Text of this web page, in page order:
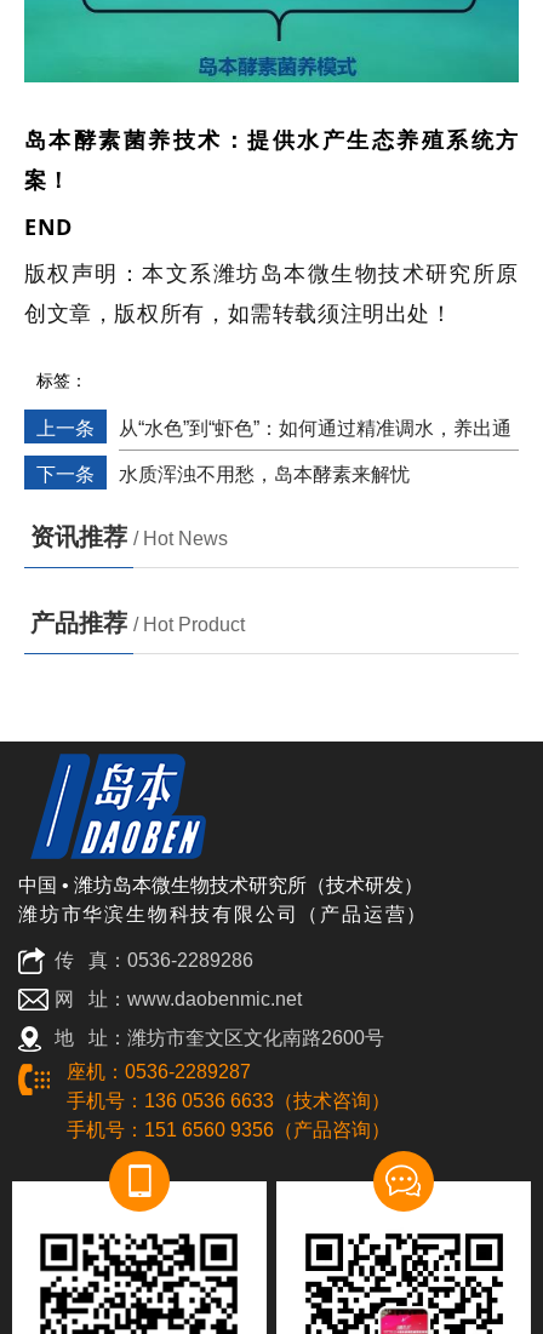
岛本酵素菌养技术：提供水产生态养殖系统方
案！
END
版权声明：本文系潍坊岛本微生物技术研究所原
创文章，版权所有，如需转载须注明出处！
标签：
上一条
从“水色”到“虾色”：如何通过精准调水，养出通
透亮泽的高价对虾？
下一条 水质浑浊不用愁，岛本酵素来解忧
资讯推荐 / Hot News
产品推荐 / Hot Product
中国 • 潍坊岛本微生物技术研究所（技术研发）
潍坊市华滨生物科技有限公司（产品运营）
传 真：0536-2289286
网 址：www.daobenmic.net
地 址：潍坊市奎文区文化南路2600号
座机：0536-2289287
手机号：136 0536 6633（技术咨询）
手机号：151 6560 9356（产品咨询）